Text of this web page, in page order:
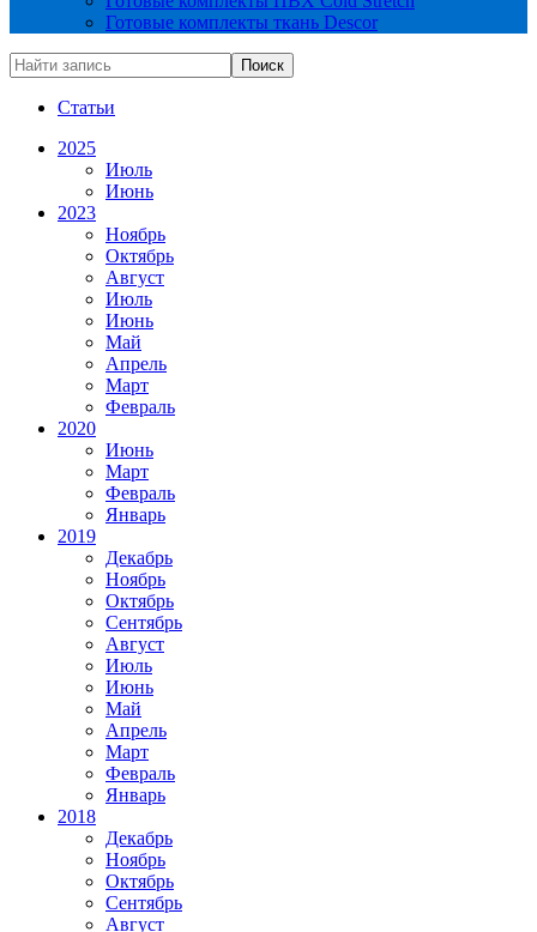
Готовые комплекты ткань Descor
Статьи
2025
Июль
Июнь
2023
Ноябрь
Октябрь
Август
Июль
Июнь
Май
Апрель
Март
Февраль
2020
Июнь
Март
Февраль
Январь
2019
Декабрь
Ноябрь
Октябрь
Сентябрь
Август
Июль
Июнь
Май
Апрель
Март
Февраль
Январь
2018
Декабрь
Ноябрь
Октябрь
Сентябрь
Август